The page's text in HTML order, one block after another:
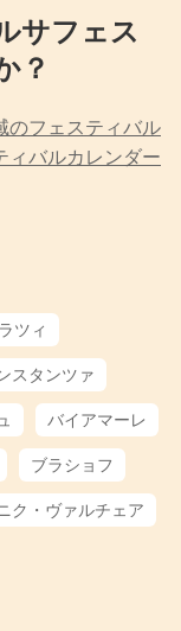
サフェス
？
のフェスティバル
ィバルカレンダー
ツィ
スタンツァ
バイアマーレ
ブラショフ
ク・ヴァルチェア